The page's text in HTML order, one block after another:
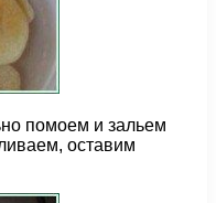
помоем и зальем
оставим